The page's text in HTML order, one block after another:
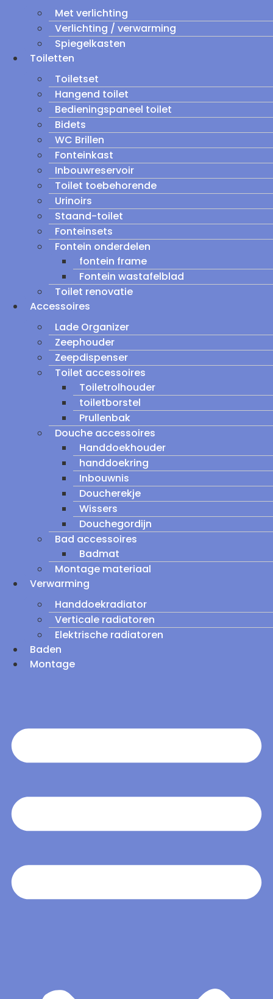
Met verlichting
Verlichting / verwarming
Spiegelkasten
Toiletten
Toiletset
Hangend toilet
Bedieningspaneel toilet
Bidets
WC Brillen
Fonteinkast
Inbouwreservoir
Toilet toebehorende
Urinoirs
Staand-toilet
Fonteinsets
Fontein onderdelen
fontein frame
Fontein wastafelblad
Toilet renovatie
Accessoires
Lade Organizer
Zeephouder
Zeepdispenser
Toilet accessoires
Toiletrolhouder
toiletborstel
Prullenbak
Douche accessoires
Handdoekhouder
handdoekring
Inbouwnis
Doucherekje
Wissers
Douchegordijn
Bad accessoires
Badmat
Montage materiaal
Verwarming
Handdoekradiator
Verticale radiatoren
Elektrische radiatoren
Baden
Montage